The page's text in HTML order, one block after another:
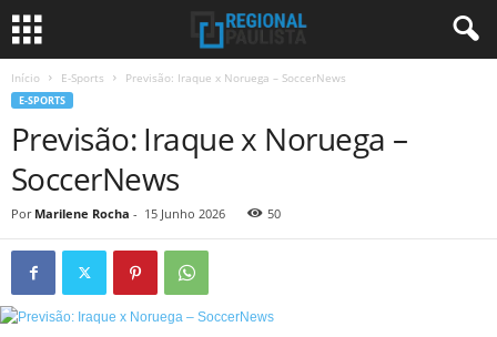
Início E-Sports Previsão: Iraque x Noruega – SoccerNews
E-SPORTS
Previsão: Iraque x Noruega –
SoccerNews
Por Marilene Rocha - 15 Junho 2026 50